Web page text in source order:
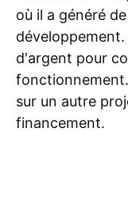
où il a généré
d'argent pour
sur un autre
financement.